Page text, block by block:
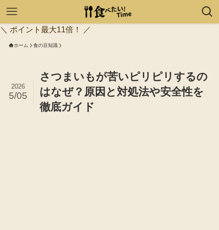
＼ ポイント最大11倍！ ／
ホーム 食の豆知識
さつまいもが苦いピリピリするの
はなぜ？原因と対処法や安全性を
徹底ガイド
2026
5/05